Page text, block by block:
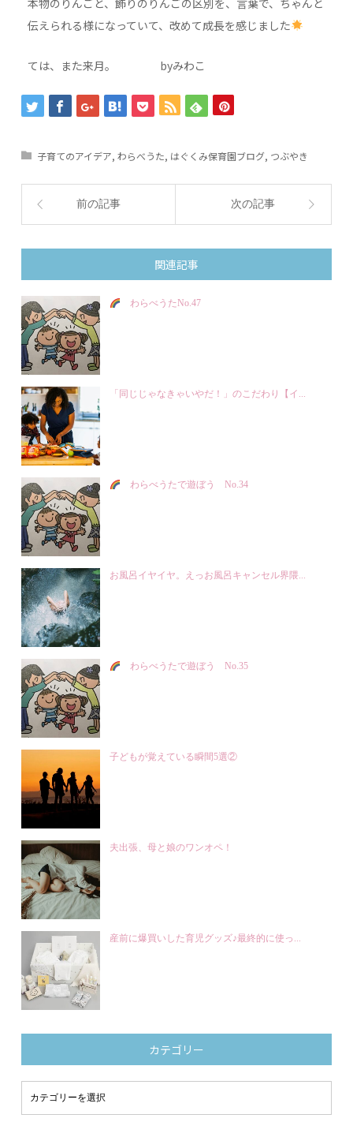
伝えられる様になっていて、改めて成長を感じました
ては、また来月。 byみわこ
子育てのアイデア,わらべうた, はぐくみ保育園ブログ, つぶやき
前の記事 次の記事
関連記事
わらべうたNo.47
「同じじゃなきゃいやだ！」のこだわり【イ...
わらべうたで遊ぼう No.34
お風呂イヤイヤ。えっお風呂キャンセル界隈...
わらべうたで遊ぼう No.35
子どもが覚えている瞬間5選②
夫出張、母と娘のワンオペ！
産前に爆買いした育児グッズ♪最終的に使っ...
カテゴリー